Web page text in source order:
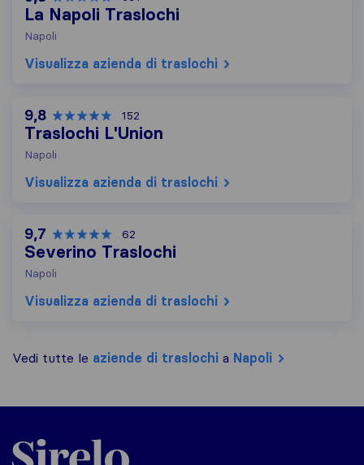
La Napoli Traslochi
Napoli
Visualizza azienda di traslochi
9,8 152
Traslochi L'Union
Napoli
Visualizza azienda di traslochi
9,7 62
Severino Traslochi
Napoli
Visualizza azienda di traslochi
Vedi tutte le aziende di traslochi a Napoli
Sirelo.it